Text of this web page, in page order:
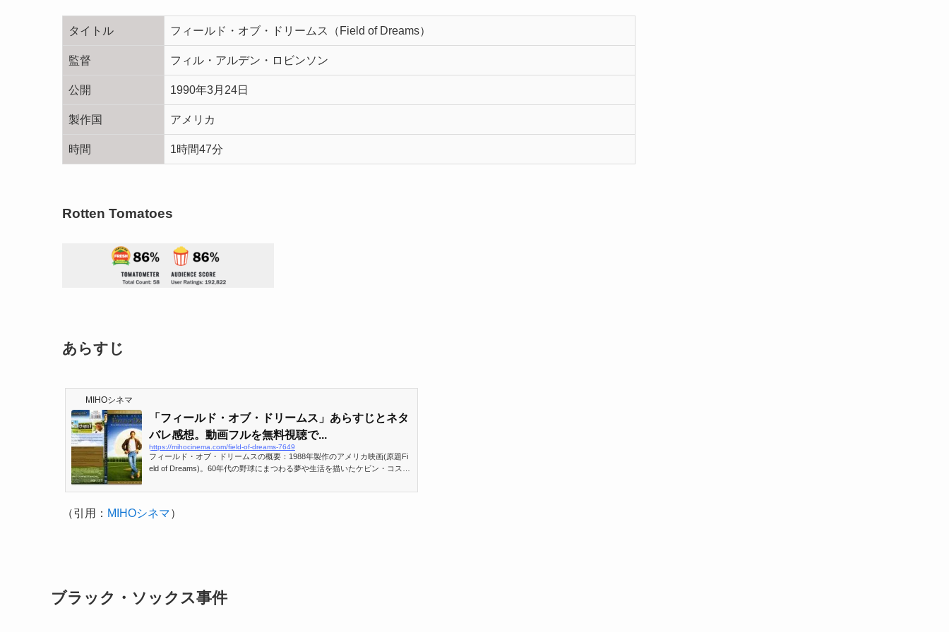
タイトル フィールド・オブ・ドリームス（Field of Dreams）
監督 フィル・アルデン・ロビンソン
公開 1990年3月24日
製作国 アメリカ
時間 1時間47分
Rotten Tomatoes
あらすじ
MIHOシネマ
「フィールド・オブ・ドリームス」あらすじとネタ
バレ感想。動画フルを無料視聴で...
https://mihocinema.com/field-of-dreams-7649
フィールド・オブ・ドリームスの概要：1988年製作のアメリカ映画(原題Fi
eld of Dreams)。60年代の野球にまつわる夢や生活を描いたケビン・コスナ
（引用： MIHOシネマ）
ブラック・ソックス事件